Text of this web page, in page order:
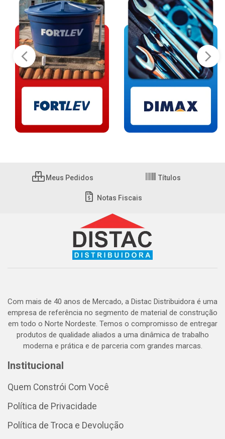
Meus Pedidos Títulos
Notas Fiscais
Com mais de 40 anos de Mercado, a Distac Distribuidora é uma
empresa de referência no segmento de material de construção
em todo o Norte Nordeste. Temos o compromisso de entregar
produtos de qualidade aliados a uma dinâmica de trabalho
moderna e prática e de parceria com grandes marcas.
Institucional
Quem Constrói Com Você
Política de Privacidade
Política de Troca e Devolução